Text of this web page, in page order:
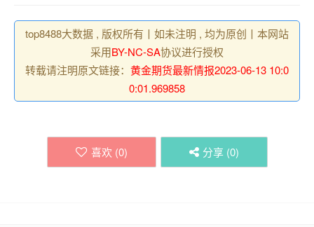
top8488大数据 , 版权所有丨如未注明 , 均为原创丨本网站
采用BY-NC-SA协议进行授权
转载请注明原文链接： 黄金期货最新情报2023-06-13 10:0
0:01.969858
喜欢 (0) 分享 (0)